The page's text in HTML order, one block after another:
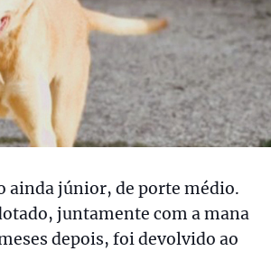
ainda júnior, de porte médio.
juntamente com a mana
depois, foi devolvido ao